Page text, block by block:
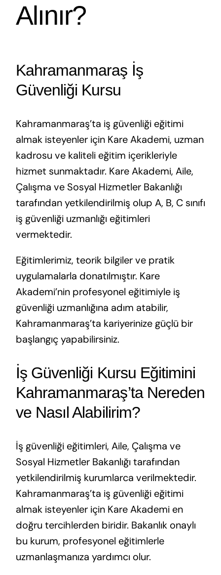
Alınır?
Kahramanmaraş İş
Güvenliği Kursu
Kahramanmaraş’ta iş güvenliği eğitimi
almak isteyenler için Kare Akademi, uzman
kadrosu ve kaliteli eğitim içerikleriyle
hizmet sunmaktadır. Kare Akademi, Aile,
Çalışma ve Sosyal Hizmetler Bakanlığı
tarafından yetkilendirilmiş olup A, B, C sınıfı
iş güvenliği uzmanlığı eğitimleri
vermektedir.
Eğitimlerimiz, teorik bilgiler ve pratik
uygulamalarla donatılmıştır. Kare
Akademi’nin profesyonel eğitimiyle iş
güvenliği uzmanlığına adım atabilir,
Kahramanmaraş’ta kariyerinize güçlü bir
başlangıç yapabilirsiniz.
İş Güvenliği Kursu Eğitimini
Kahramanmaraş’ta Nereden
ve Nasıl Alabilirim?
İş güvenliği eğitimleri, Aile, Çalışma ve
Sosyal Hizmetler Bakanlığı tarafından
yetkilendirilmiş kurumlarca verilmektedir.
Kahramanmaraş’ta iş güvenliği eğitimi
almak isteyenler için Kare Akademi en
doğru tercihlerden biridir. Bakanlık onaylı
bu kurum, profesyonel eğitimlerle
uzmanlaşmanıza yardımcı olur.